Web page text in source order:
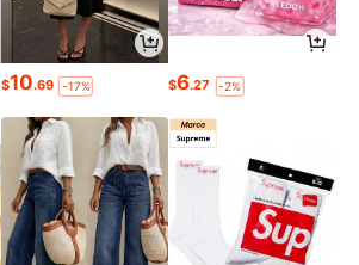
$10.69 -17% $6.27 -2%